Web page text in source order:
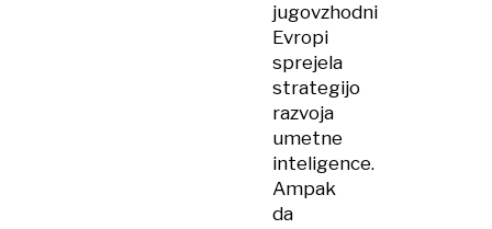
jugovzhodni
Evropi
sprejela
strategijo
razvoja
umetne
inteligence.
Ampak
da